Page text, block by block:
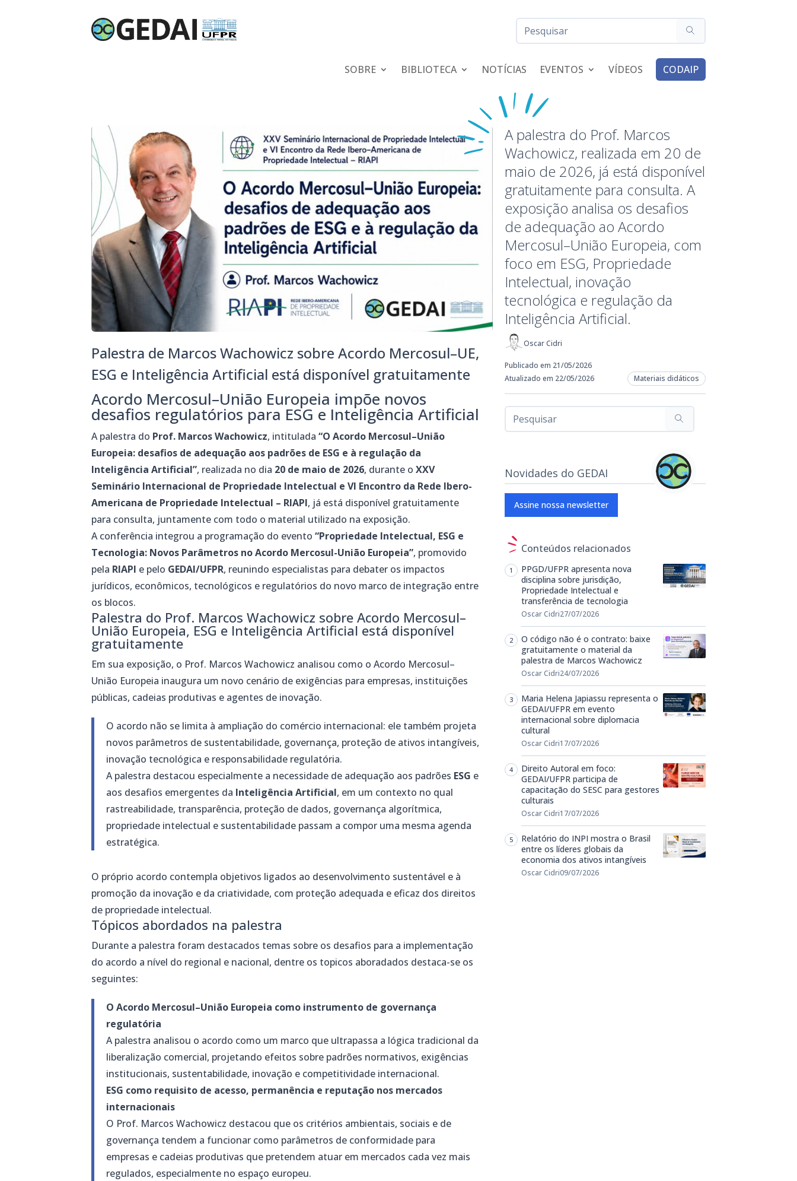
SOBRE BIBLIOTECA NOTÍCIAS EVENTOS VÍDEOS CODAIP
Palestra de Marcos Wachowicz sobre Acordo Mercosul–UE,
ESG e Inteligência Artificial está disponível gratuitamente
Acordo Mercosul–União Europeia impõe novos
desafios regulatórios para ESG e Inteligência Artificial
A palestra do Prof. Marcos Wachowicz, intitulada“O Acordo Mercosul–União
Europeia: desafios de adequação aos padrões de ESG e à regulação da
Inteligência Artificial”, realizada no dia 20 de maio de 2026, durante oXXV
Seminário Internacional de Propriedade Intelectual e VI Encontro da Rede Ibero-
Americana de Propriedade Intelectual – RIAPI, já está disponível gratuitamente
para consulta, juntamente com todo o material utilizado na exposição.
A conferência integrou a programação do evento“Propriedade Intelectual, ESG e
Tecnologia: Novos Parâmetros no Acordo Mercosul-União Europeia”, promovido
pela RIAPI e pelo GEDAI/UFPR, reunindo especialistas para debater os impactos
jurídicos, econômicos, tecnológicos e regulatórios do novo marco de integração entre
os blocos.
Palestra do Prof. Marcos Wachowicz sobre Acordo Mercosul–
União Europeia, ESG e Inteligência Artificial está disponível
gratuitamente
Em sua exposição, o Prof. Marcos Wachowicz analisou como o Acordo Mercosul–
União Europeia inaugura um novo cenário de exigências para empresas, instituições
públicas, cadeias produtivas e agentes de inovação.
O acordo não se limita à ampliação do comércio internacional: ele também projeta
novos parâmetros de sustentabilidade, governança, proteção de ativos intangíveis,
inovação tecnológica e responsabilidade regulatória.
A palestra destacou especialmente a necessidade de adequação aos padrões ESG e
aos desafios emergentes da Inteligência Artificial, em um contexto no qual
rastreabilidade, transparência, proteção de dados, governança algorítmica,
propriedade intelectual e sustentabilidade passam a compor uma mesma agenda
estratégica.
O próprio acordo contempla objetivos ligados ao desenvolvimento sustentável e à
promoção da inovação e da criatividade, com proteção adequada e eficaz dos direitos
de propriedade intelectual.
Tópicos abordados na palestra
Durante a palestra foram destacados temas sobre os desafios para a implementação
do acordo a nível do regional e nacional, dentre os topicos aboradados destaca-se os
seguintes:
O Acordo Mercosul–União Europeia como instrumento de governança
regulatória
A palestra analisou o acordo como um marco que ultrapassa a lógica tradicional da
liberalização comercial, projetando efeitos sobre padrões normativos, exigências
institucionais, sustentabilidade, inovação e competitividade internacional.
ESG como requisito de acesso, permanência e reputação nos mercados
internacionais
O Prof. Marcos Wachowicz destacou que os critérios ambientais, sociais e de
governança tendem a funcionar como parâmetros de conformidade para
empresas e cadeias produtivas que pretendem atuar em mercados cada vez mais
regulados, especialmente no espaço europeu.
A palestra do Prof. Marcos
Wachowicz, realizada em 20 de
maio de 2026, já está disponível
gratuitamente para consulta. A
exposição analisa os desafios
de adequação ao Acordo
Mercosul–União Europeia, com
foco em ESG, Propriedade
Intelectual, inovação
tecnológica e regulação da
Inteligência Artificial.
Oscar Cidri
Publicado em 21/05/2026
Atualizado em 22/05/2026
Materiais didáticos
Novidades do GEDAI
Assine nossa newsletter
Conteúdos relacionados
PPGD/UFPR apresenta nova
disciplina sobre jurisdição,
Propriedade Intelectual e
transferência de tecnologia
Oscar Cidri27/07/2026
O código não é o contrato: baixe
gratuitamente o material da
palestra de Marcos Wachowicz
Oscar Cidri24/07/2026
Maria Helena Japiassu representa o
GEDAI/UFPR em evento
internacional sobre diplomacia
cultural
Oscar Cidri17/07/2026
Direito Autoral em foco:
GEDAI/UFPR participa de
capacitação do SESC para gestores
culturais
Oscar Cidri17/07/2026
Relatório do INPI mostra o Brasil
entre os líderes globais da
economia dos ativos intangíveis
Oscar Cidri09/07/2026